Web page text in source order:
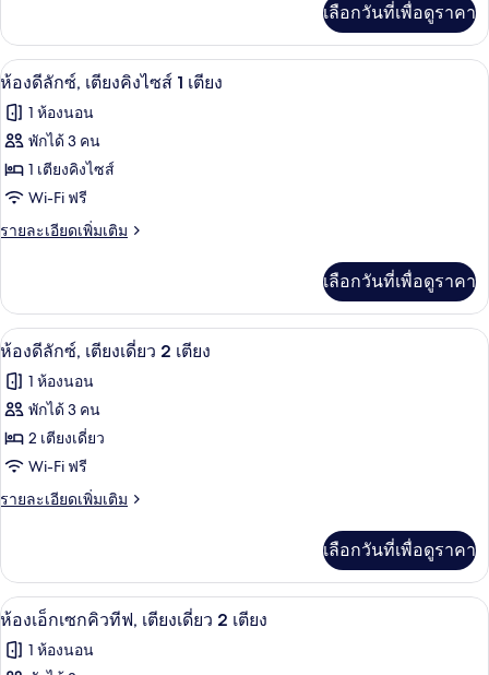
เรีย,
เตียง
ควีน
ไซส์
1
เตียง
เกี่ยว
กับ
ห้อง
พี
เรีย,
ควีน
ไซส์
เตียง
เลือกวันที่เพื่อดูราคา
เปิด
ภาพถ่าย
ทั้งหมด
ของ
ห้อง
ดี
ซ์,
เตียง
คิง
ไซส์
1
เตียง
ห้องดีลักซ์, เตียงคิงไซส์ 1 เตียง | เครื่
6
ห้องดีลักซ์, เตียงคิงไซส์ 1 เตียง
1 ห้องนอน
พักได้ 3 คน
1 เตียงคิงไซส์
Wi-Fi ฟรี
รายละเอียดเพิ่มเติม
ราย
เกี่ยว
กับ
ห้อง
ลัก
ซ์,
คิง
ไซส์
เตียง
เลือกวันที่เพื่อดูราคา
เปิด
ภาพถ่าย
ทั้งหมด
ของ
ห้อง
ดี
ซ์,
เตียง
เดี่ยว
2
เครื่องนอนระดับพรีเมียม, ผ้านวมขนเ
7
ห้องดีลักซ์, เตียงเดี่ยว 2 เตียง
1 ห้องนอน
พักได้ 3 คน
2 เตียงเดี่ยว
Wi-Fi ฟรี
รายละเอียดเพิ่มเติม
ราย
เกี่ยว
กับ
ห้อง
ลัก
เลือกวันที่เพื่อดูราคา
เปิด
ภาพถ่าย
ห้องเอ็กเซกคิวทีฟ, เตียงเดี่ยว 2 เตียง
6
ห้องเอ็กเซกคิวทีฟ, เตียงเดี่ยว 2 เตียง
1 ห้องนอน